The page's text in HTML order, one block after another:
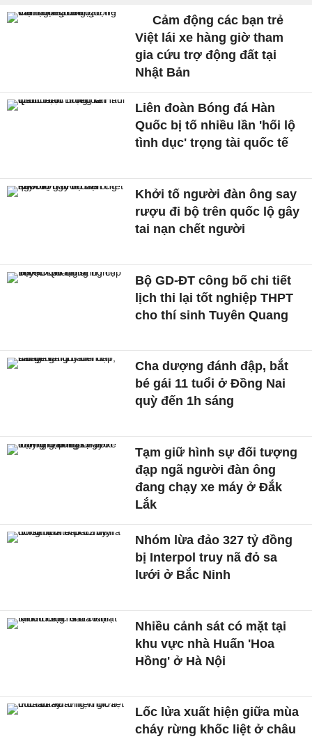
Cảm động các bạn trẻ
Việt lái xe hàng giờ tham
gia cứu trợ động đất tại
Nhật Bản
Liên đoàn Bóng đá Hàn
Quốc bị tố nhiều lần 'hối lộ
tình dục' trọng tài quốc tế
Khởi tố người đàn ông say
rượu đi bộ trên quốc lộ gây
tai nạn chết người
Bộ GD-ĐT công bố chi tiết
lịch thi lại tốt nghiệp THPT
cho thí sinh Tuyên Quang
Cha dượng đánh đập, bắt
bé gái 11 tuổi ở Đồng Nai
quỳ đến 1h sáng
Tạm giữ hình sự đối tượng
đạp ngã người đàn ông
đang chạy xe máy ở Đắk
Lắk
Nhóm lừa đảo 327 tỷ đồng
bị Interpol truy nã đỏ sa
lưới ở Bắc Ninh
Nhiều cảnh sát có mặt tại
khu vực nhà Huấn 'Hoa
Hồng' ở Hà Nội
Lốc lửa xuất hiện giữa mùa
cháy rừng khốc liệt ở châu